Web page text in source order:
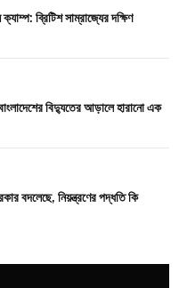
ব্রিটিশ সাম্রাজ্যের দক্ষিণ
বিদ্যুতের আড়ালে হারানো এক
বদলেছে, নিয়ন্ত্রণের পদ্ধতি কি